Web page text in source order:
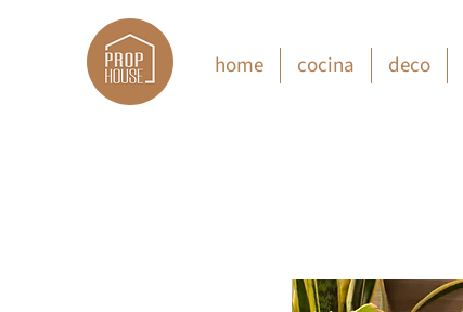
home cocina deco